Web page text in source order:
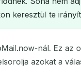
keresztül te
nál. Ez az
azokat a